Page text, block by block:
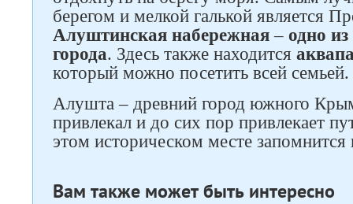
берегом и мелкой галькой является
Алуштинская набережная – одно
города. Здесь также находится
который можно посетить всей семьей.
Алушта – древний город южного
привлекал и до сих пор привлекает
этом историческом месте запомнится
Вам также может быть интересно